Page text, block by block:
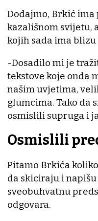
Dodajmo, Brkić
kazališnom svijetu,
kojih sada ima blizu
-Dosadilo mi je
tekstove koje onda
našim uvjetima,
glumcima. Tako da
osmislili supruga i
Osmislili
Pitamo Brkića
da skiciraju i
sveobuhvatnu
odgovara.